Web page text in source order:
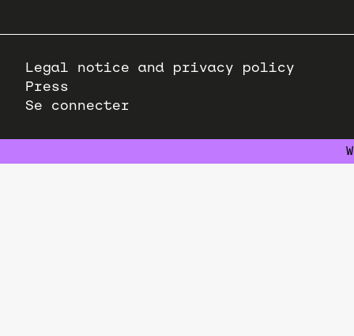
Pied
de
page
Legal notice and privacy policy
Press
Se connecter